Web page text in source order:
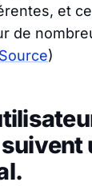
et
de
Source)